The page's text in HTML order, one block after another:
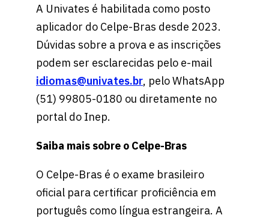
A Univates é habilitada como posto
aplicador do Celpe-Bras desde 2023.
Dúvidas sobre a prova e as inscrições
podem ser esclarecidas pelo e-mail
idiomas@univates.br, pelo WhatsApp
(51) 99805-0180 ou diretamente no
portal do Inep.
Saiba mais sobre o Celpe-Bras
O Celpe-Bras é o exame brasileiro
oficial para certificar proficiência em
português como língua estrangeira. A